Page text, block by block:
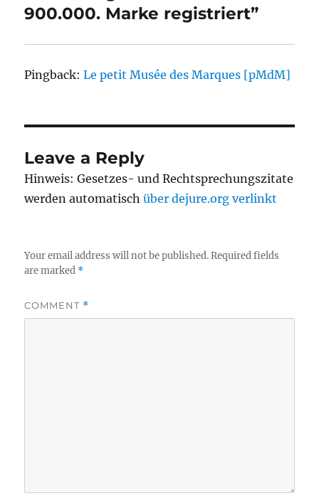
900.000. Marke registriert”
Pingback:Le petit Musée des Marques [pMdM]
Leave a Reply
Hinweis: Gesetzes- und Rechtsprechungszitate
werden automatischüber dejure.org verlinkt
Your email address will not be published. Required fields
are marked *
COMMENT *